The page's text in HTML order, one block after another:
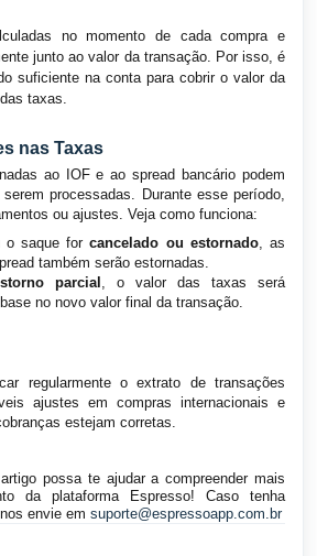
no momento de cada compra e
junto ao valor da transação. Por isso, é
suficiente na conta para cobrir o valor da
taxas.
nas Taxas
ao IOF e ao spread bancário podem
processadas. Durante esse período,
ou ajustes. Veja como funciona:
o saque forcancelado ou estornado, as
também serão estornadas.
parcial , o valor das taxas será
no novo valor final da transação.
regularmente o extrato de transações
ajustes em compras internacionais e
estejam corretas.
possa te ajudar a compreender mais
da plataforma Espresso! Caso tenha
envie em suporte@espressoapp.com.br